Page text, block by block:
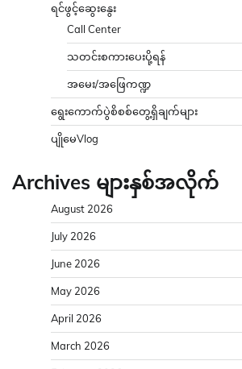
ရင်ဖွင့်ဆွေးနွေး
Call Center
သတင်းစကားပေးပို့ရန်
အမေး/အဖြေကဏ္ဍ
ရွေးကောက်ပွဲစိစစ်တွေ့ရှိချက်များ
ပျိုမေVlog
Archives များနှစ်အလိုက်
August 2026
July 2026
June 2026
May 2026
April 2026
March 2026